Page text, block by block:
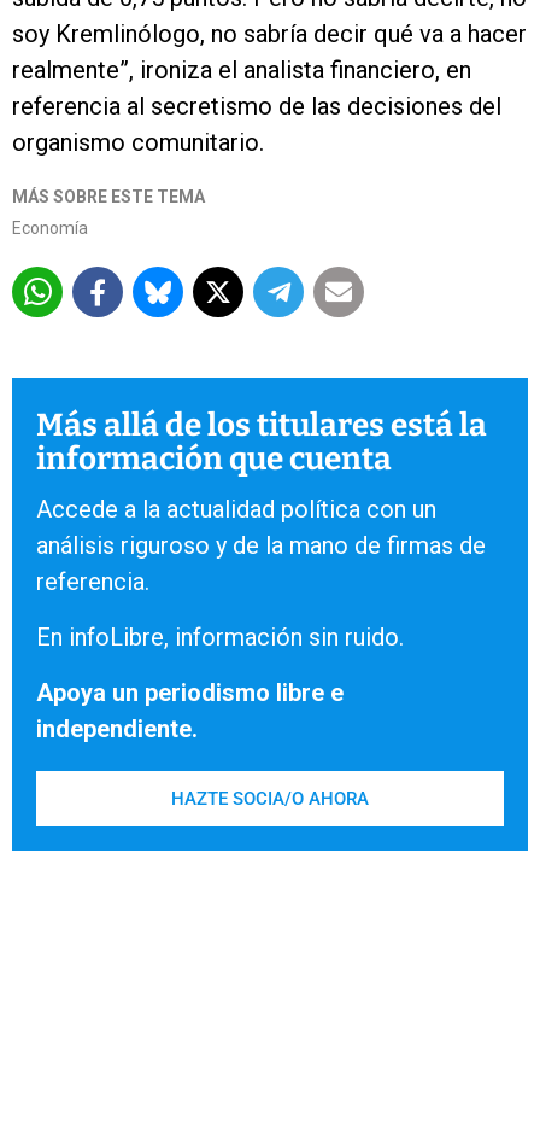
soy Kremlinólogo, no sabría decir qué va a hacer
realmente”, ironiza el analista financiero, en
referencia al secretismo de las decisiones del
organismo comunitario.
MÁS SOBRE ESTE TEMA
Economía
Más allá de los titulares está la
información que cuenta
Accede a la actualidad política con un
análisis riguroso y de la mano de firmas de
referencia.
En infoLibre, información sin ruido.
Apoya un periodismo libre e
independiente.
HAZTE SOCIA/O AHORA